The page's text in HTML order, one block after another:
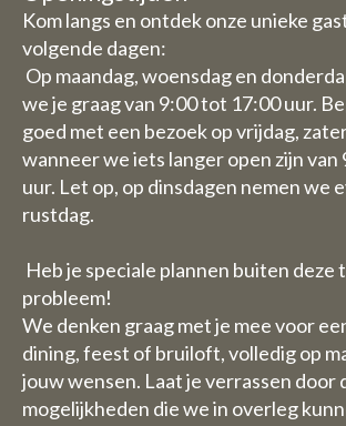
Kom langs en ontdek onze unieke
volgende dagen:
Op maandag, woensdag en
we je graag van 9:00 tot 17:00 uur.
goed met een bezoek op vrijdag,
wanneer we iets langer open zijn
uur. Let op, op dinsdagen nemen we
rustdag.
Heb je speciale plannen buiten deze
probleem!
We denken graag met je mee voor
dining, feest of bruiloft, volledig op
jouw wensen. Laat je verrassen door
mogelijkheden die we in overleg
Vanwege de
hebben wij enkele
openingstijden/
Daghoreca:
Woensdag 29 en
juli zijn wij gesloten
boeken)
Vrijdag 31 juli t/tm
augustus staan wij
wel voor u klaar van 9
17.30 uur.